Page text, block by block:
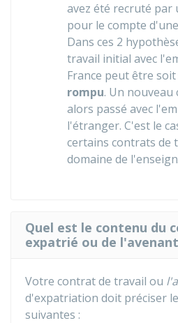
avez été recruté par
pour le compte
Dans ces 2
travail initial avec
France peut être soit
rompu. Un
alors passé avec
l'étranger. C'est le
certains contrats de
domaine de
Quel est le contenu du
expatrié ou de
Votre contrat de travail ou
d'expatriation doit préciser
suivantes :